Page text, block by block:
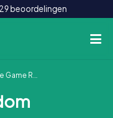
beoordelingen
Radom